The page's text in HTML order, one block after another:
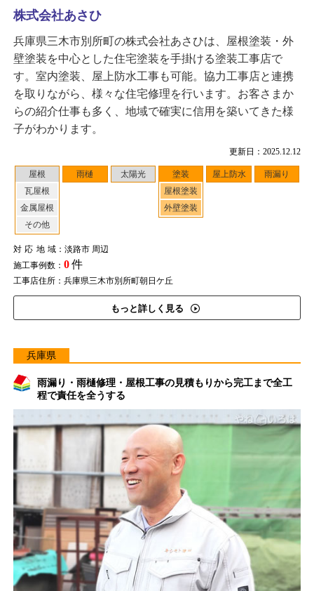
更新日：2025.12.12
屋根
瓦屋根
金属屋根
その他
雨樋 太陽光
塗装
屋根塗装
外壁塗装
屋上防水 雨漏り
対応地域：淡路市 周辺
施工事例数： 0件
工事店住所：兵庫県三木市別所町朝日ケ丘
もっと詳しく見る
株式会社あさひ
兵庫県三木市別所町の株式会社あさひは、屋根塗装・外
壁塗装を中心とした住宅塗装を手掛ける塗装工事店で
す。室内塗装、屋上防水工事も可能。協力工事店と連携
を取りながら、様々な住宅修理を行います。お客さまか
らの紹介仕事も多く、地域で確実に信用を築いてきた様
子がわかります。
兵庫県
雨漏り・雨樋修理・屋根工事の見積もりから完工まで全工
程で責任を全うする